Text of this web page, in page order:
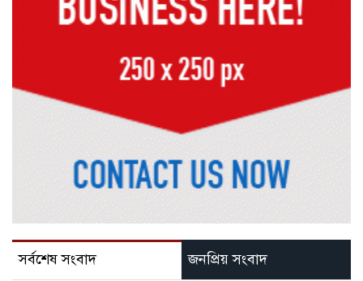
সর্বশেষ সংবাদ জনপ্রিয় সংবাদ